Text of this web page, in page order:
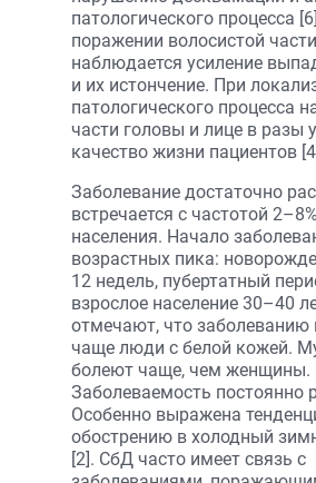
патологического процесса
поражении волосистой
наблюдается усиление
и их истончение. При
патологического процесса
части головы и лице в разы
качество жизни пациентов
Заболевание достаточно
встречается с частотой
населения. Начало
возрастных пика:
12 недель, пубертатный
взрослое население 30–40
отмечают, что
чаще люди с белой кожей.
болеют чаще, чем женщины.
Заболеваемость постоянно
Особенно выражена
обострению в холодный
[2]. СбД часто имеет связь с